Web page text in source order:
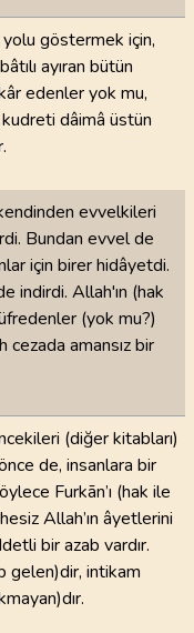
göstermek için,
ayıran bütün
edenler yok mu,
dâimâ üstün
evvelkileri
Bundan evvel de
için birer hidâyetdi.
indirdi. Allah'ın (hak
(yok mu?)
cezada amansız bir
(diğer kitabları)
de, insanlara bir
Furkān’ı (hak ile
Allah’ın âyetlerini
bir azab vardır.
gelen)dir, intikam